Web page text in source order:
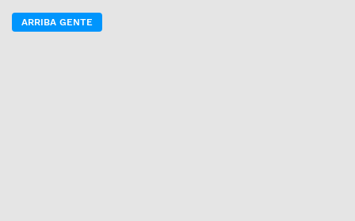
ARRIBA GENTE